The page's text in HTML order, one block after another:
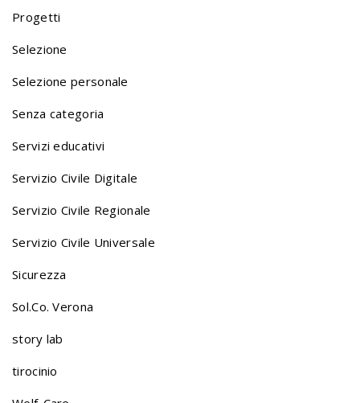
n
a
v
g
a
t
Progetti
Selezione
Selezione personale
Senza categoria
Servizi educativi
Servizio Civile Digitale
Servizio Civile Regionale
Servizio Civile Universale
Sicurezza
Sol.Co. Verona
story lab
tirocinio